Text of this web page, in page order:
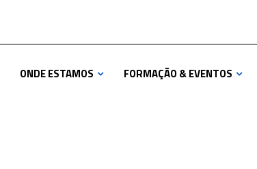
ONDE ESTAMOS FORMAÇÃO & EVENTOS